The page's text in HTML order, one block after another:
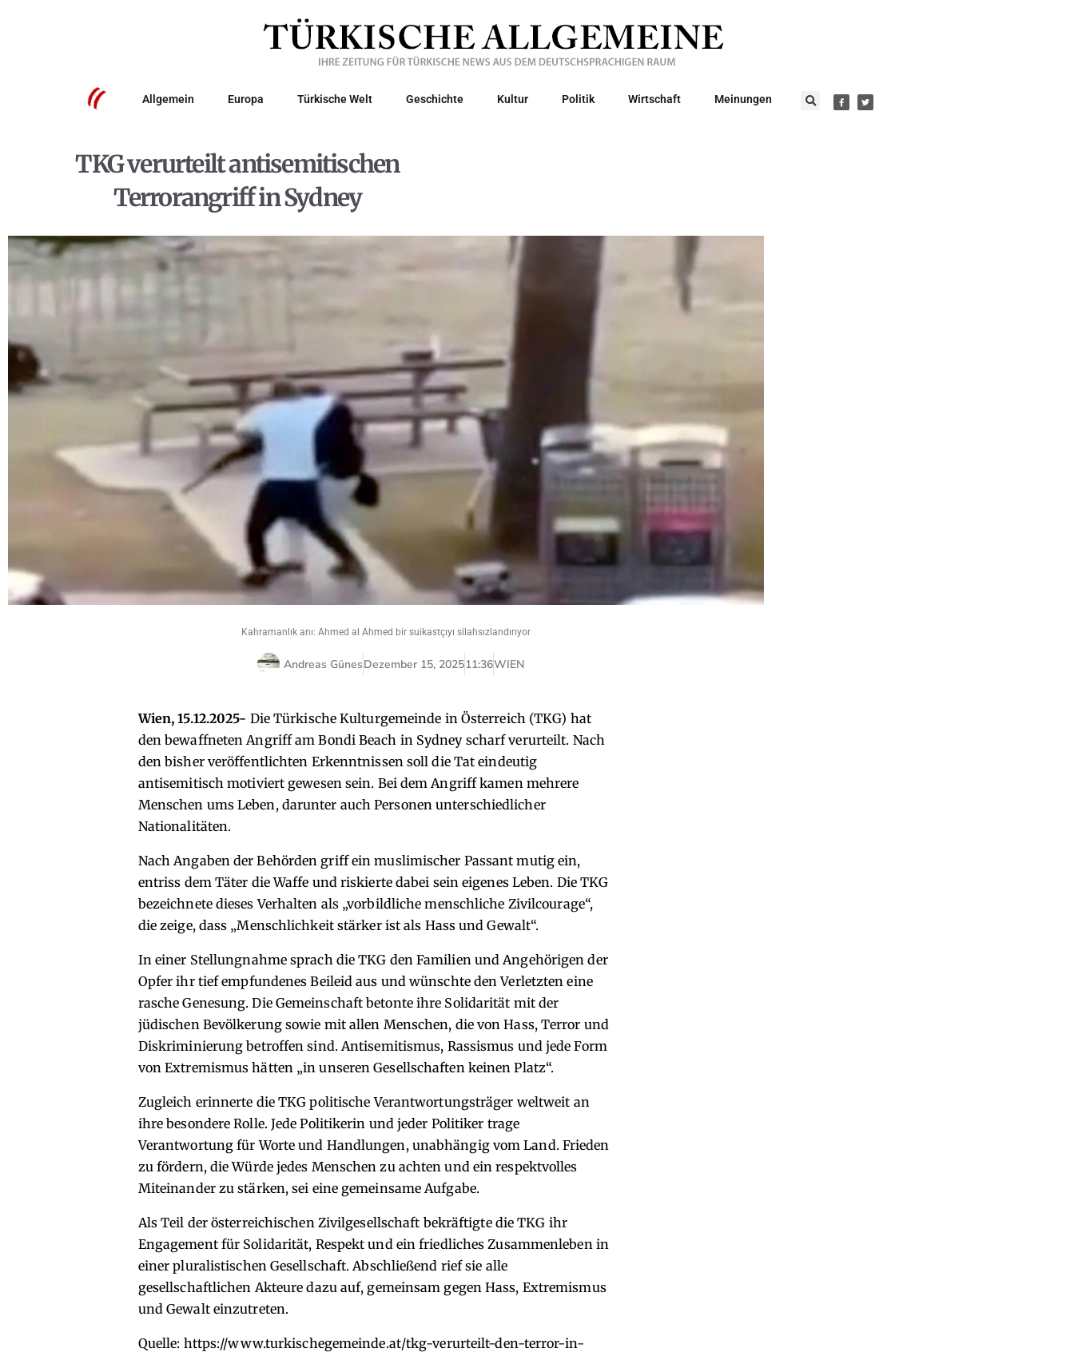
Allgemein Europa Türkische Welt Geschichte Kultur Politik Wirtschaft Meinungen
TKG verurteilt antisemitischen
Terrorangriff in Sydney
Kahramanlık anı: Ahmed al Ahmed bir suikastçıyı silahsızlandırıyor
Andreas GünesDezember 15, 202511:36WIEN
Wien, 15.12.2025- Die Türkische Kulturgemeinde in Österreich (TKG) hat
den bewaffneten Angriff am Bondi Beach in Sydney scharf verurteilt. Nach
den bisher veröffentlichten Erkenntnissen soll die Tat eindeutig
antisemitisch motiviert gewesen sein. Bei dem Angriff kamen mehrere
Menschen ums Leben, darunter auch Personen unterschiedlicher
Nationalitäten.
Nach Angaben der Behörden griff ein muslimischer Passant mutig ein,
entriss dem Täter die Waffe und riskierte dabei sein eigenes Leben. Die TKG
bezeichnete dieses Verhalten als „vorbildliche menschliche Zivilcourage“,
die zeige, dass „Menschlichkeit stärker ist als Hass und Gewalt“.
In einer Stellungnahme sprach die TKG den Familien und Angehörigen der
Opfer ihr tief empfundenes Beileid aus und wünschte den Verletzten eine
rasche Genesung. Die Gemeinschaft betonte ihre Solidarität mit der
jüdischen Bevölkerung sowie mit allen Menschen, die von Hass, Terror und
Diskriminierung betroffen sind. Antisemitismus, Rassismus und jede Form
von Extremismus hätten „in unseren Gesellschaften keinen Platz“.
Zugleich erinnerte die TKG politische Verantwortungsträger weltweit an
ihre besondere Rolle. Jede Politikerin und jeder Politiker trage
Verantwortung für Worte und Handlungen, unabhängig vom Land. Frieden
zu fördern, die Würde jedes Menschen zu achten und ein respektvolles
Miteinander zu stärken, sei eine gemeinsame Aufgabe.
Als Teil der österreichischen Zivilgesellschaft bekräftigte die TKG ihr
Engagement für Solidarität, Respekt und ein friedliches Zusammenleben in
einer pluralistischen Gesellschaft. Abschließend rief sie alle
gesellschaftlichen Akteure dazu auf, gemeinsam gegen Hass, Extremismus
und Gewalt einzutreten.
Quelle: https://www.turkischegemeinde.at/tkg-verurteilt-den-terror-in-